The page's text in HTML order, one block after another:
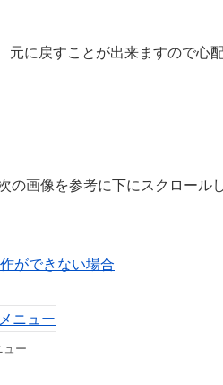
元に戻すことが出来ますので心
の画像を参考に下にスクロール
ができない場合
ー